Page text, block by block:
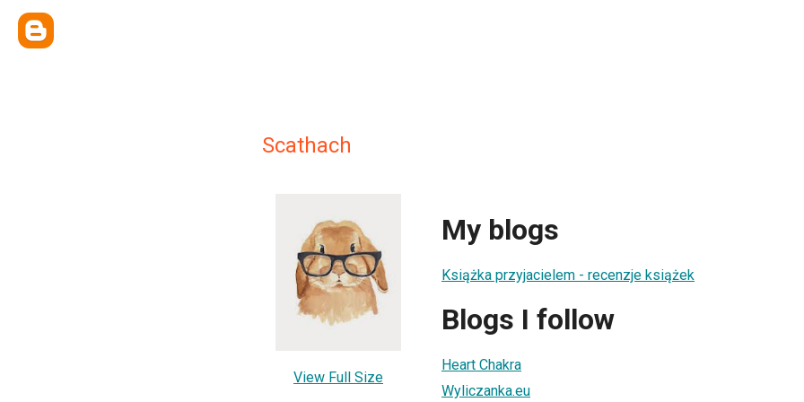
Scathach
View Full Size
My blogs
Książka przyjacielem - recenzje książek
Blogs I follow
Heart Chakra
Wyliczanka.eu